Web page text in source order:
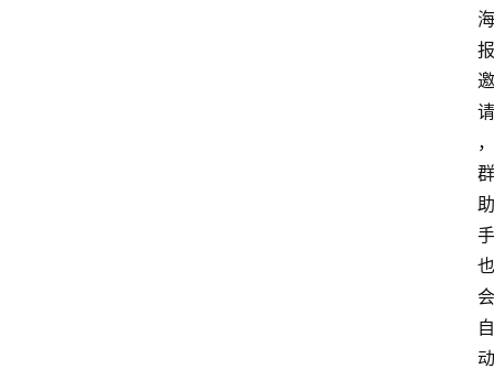
海
报
邀
请
，
群
助
手
也
会
自
动